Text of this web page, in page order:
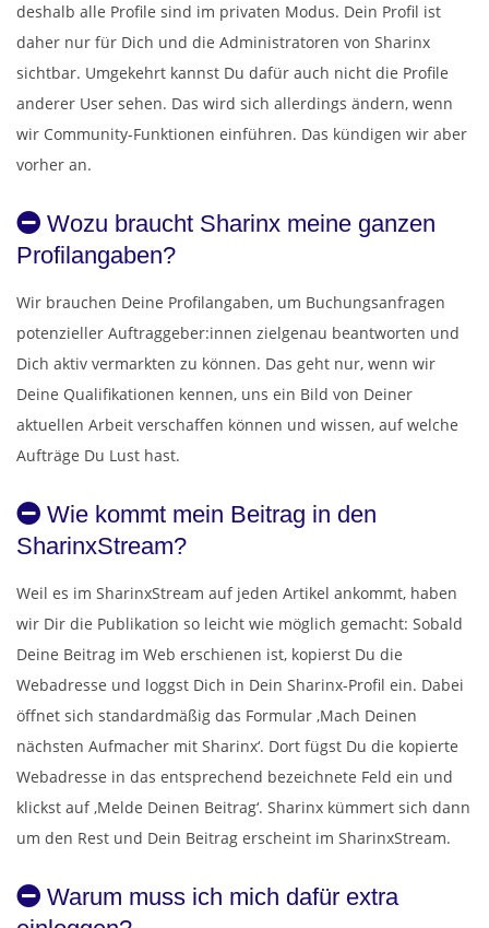
deshalb alle Profile sind im privaten Modus. Dein Profil ist
daher nur für Dich und die Administratoren von Sharinx
sichtbar. Umgekehrt kannst Du dafür auch nicht die Profile
anderer User sehen. Das wird sich allerdings ändern, wenn
wir Community-Funktionen einführen. Das kündigen wir aber
vorher an.
Wozu braucht Sharinx meine ganzen
Profilangaben?
Wir brauchen Deine Profilangaben, um Buchungsanfragen
potenzieller Auftraggeber:innen zielgenau beantworten und
Dich aktiv vermarkten zu können. Das geht nur, wenn wir
Deine Qualifikationen kennen, uns ein Bild von Deiner
aktuellen Arbeit verschaffen können und wissen, auf welche
Aufträge Du Lust hast.
Wie kommt mein Beitrag in den
SharinxStream?
Weil es im SharinxStream auf jeden Artikel ankommt, haben
wir Dir die Publikation so leicht wie möglich gemacht: Sobald
Deine Beitrag im Web erschienen ist, kopierst Du die
Webadresse und loggst Dich in Dein Sharinx-Profil ein. Dabei
öffnet sich standardmäßig das Formular ‚Mach Deinen
nächsten Aufmacher mit Sharinx‘. Dort fügst Du die kopierte
Webadresse in das entsprechend bezeichnete Feld ein und
klickst auf ‚Melde Deinen Beitrag‘. Sharinx kümmert sich dann
um den Rest und Dein Beitrag erscheint im SharinxStream.
Warum muss ich mich dafür extra